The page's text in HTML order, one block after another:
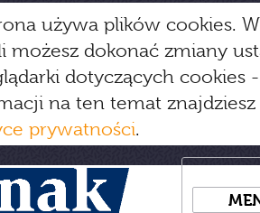
używa plików cookies.
możesz dokonać zmiany
dotyczących cookies
na ten temat
prywatności.